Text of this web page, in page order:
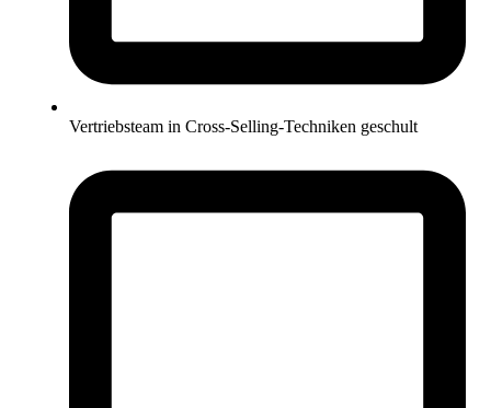
Vertriebsteam in Cross-Selling-Techniken geschult